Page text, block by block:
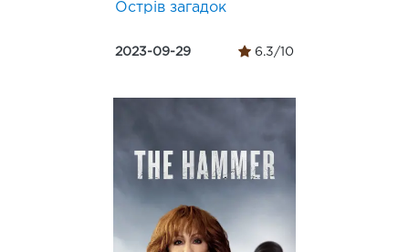
Острів загадок
2023-09-29 6.3/10